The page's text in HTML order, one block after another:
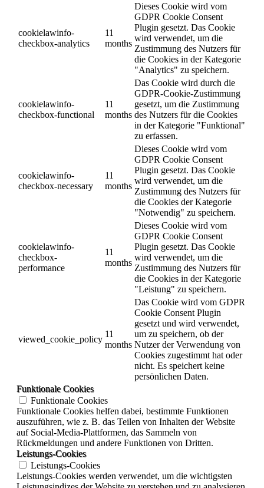
cookielawinfo-
checkbox-analytics
11
months
Dieses Cookie wird vom
GDPR Cookie Consent
Plugin gesetzt. Das Cookie
wird verwendet, um die
Zustimmung des Nutzers für
die Cookies in der Kategorie
"Analytics" zu speichern.
cookielawinfo-
checkbox-functional
11
months
Das Cookie wird durch die
GDPR-Cookie-Zustimmung
gesetzt, um die Zustimmung
des Nutzers für die Cookies
in der Kategorie "Funktional"
zu erfassen.
cookielawinfo-
checkbox-necessary
11
months
Dieses Cookie wird vom
GDPR Cookie Consent
Plugin gesetzt. Das Cookie
wird verwendet, um die
Zustimmung des Nutzers für
die Cookies der Kategorie
"Notwendig" zu speichern.
cookielawinfo-
checkbox-
performance
11
months
Dieses Cookie wird vom
GDPR Cookie Consent
Plugin gesetzt. Das Cookie
wird verwendet, um die
Zustimmung des Nutzers für
die Cookies in der Kategorie
"Leistung" zu speichern.
viewed_cookie_policy
11
months
Das Cookie wird vom GDPR
Cookie Consent Plugin
gesetzt und wird verwendet,
um zu speichern, ob der
Nutzer der Verwendung von
Cookies zugestimmt hat oder
nicht. Es speichert keine
persönlichen Daten.
Funktionale Cookies
Funktionale Cookies
Funktionale Cookies helfen dabei, bestimmte Funktionen
auszuführen, wie z. B. das Teilen von Inhalten der Website
auf Social-Media-Plattformen, das Sammeln von
Rückmeldungen und andere Funktionen von Dritten.
Leistungs-Cookies
Leistungs-Cookies
Leistungs-Cookies werden verwendet, um die wichtigsten